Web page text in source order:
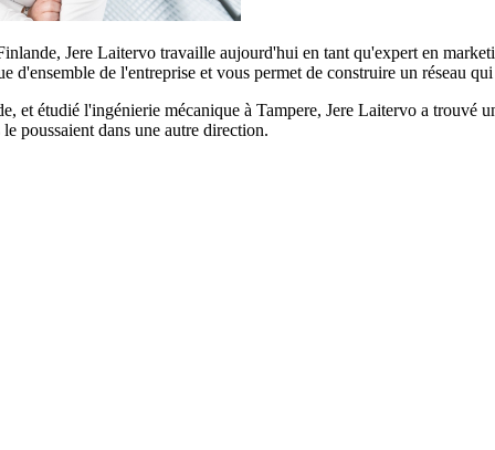
Jere Laitervo travaille aujourd'hui en tant qu'expert en
d'ensemble de l'entreprise et vous permet de construire un réseau
et étudié l'ingénierie mécanique à Tampere, Jere Laitervo a
poussaient dans une autre direction.